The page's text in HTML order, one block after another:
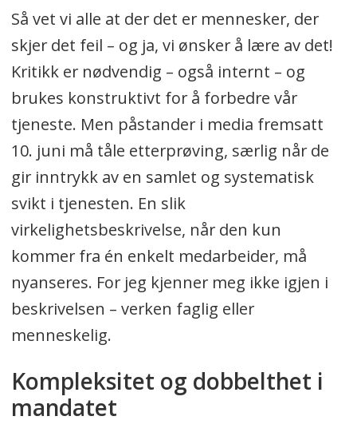
Så vet vi alle at der det er mennesker, der
skjer det feil – og ja, vi ønsker å lære av det!
Kritikk er nødvendig – også internt – og
brukes konstruktivt for å forbedre vår
tjeneste. Men påstander i media fremsatt
10. juni må tåle etterprøving, særlig når de
gir inntrykk av en samlet og systematisk
svikt i tjenesten. En slik
virkelighetsbeskrivelse, når den kun
kommer fra én enkelt medarbeider, må
nyanseres. For jeg kjenner meg ikke igjen i
beskrivelsen – verken faglig eller
menneskelig.
Kompleksitet og dobbelthet i
mandatet